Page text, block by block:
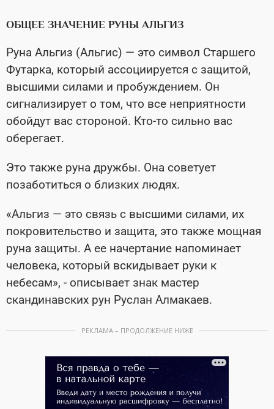
ОБЩЕЕ ЗНАЧЕНИЕ РУНЫ АЛЬГИЗ
Руна Альгиз (Альгис) — это символ Старшего
Футарка, который ассоциируется с защитой,
высшими силами и пробуждением. Он
сигнализирует о том, что все неприятности
обойдут вас стороной. Кто-то сильно вас
оберегает.
Это также руна дружбы. Она советует
позаботиться о близких людях.
«Альгиз — это связь с высшими силами, их
покровительство и защита, это также мощная
руна защиты. А ее начертание напоминает
человека, который вскидывает руки к
небесам», - описывает знак мастер
скандинавских рун Руслан Алмакаев.
РЕКЛАМА – ПРОДОЛЖЕНИЕ НИЖЕ